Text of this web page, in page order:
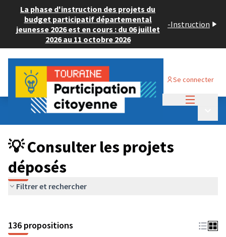
La phase d'instruction des projets du
budget participatif départemental
jeunesse 2026 est en cours : du 06 juillet
2026 au 11 octobre 2026
-Instruction
Se connecter
Budget Participatif JEUNESSE 2024
💡 Consulter les projets déposés
💡 Consulter les projets
déposés
Filtrer et rechercher
136 propositions